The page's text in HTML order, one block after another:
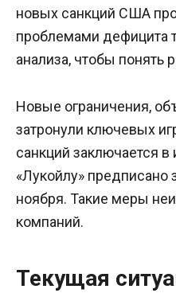
новых санкций США
проблемами дефицита
анализа, чтобы понять
Новые ограничения,
затронули ключевых
санкций заключается
«Лукойлу» предписано
ноября. Такие меры
компаний.
Текущая